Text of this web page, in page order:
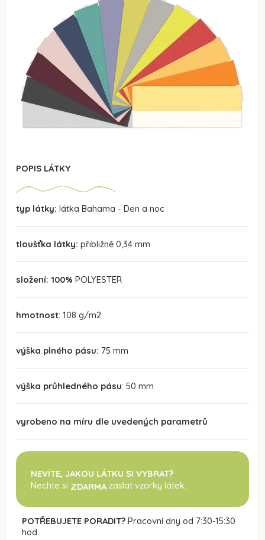
POPIS LÁTKY
typ látky: látka Bahama - Den a noc
tloušťka látky: přibližně 0,34 mm
složení: 100% POLYESTER
hmotnost: 108 g/m2
výška plného pásu: 75 mm
výška průhledného pásu: 50 mm
vyrobeno na míru dle uvedených parametrů
NEVÍTE, JAKOU LÁTKU SI VYBRAT?
Nechte si ZDARMA zaslat vzorky látek.
POTŘEBUJETE PORADIT? Pracovní dny od 7:30-15:30
hod.